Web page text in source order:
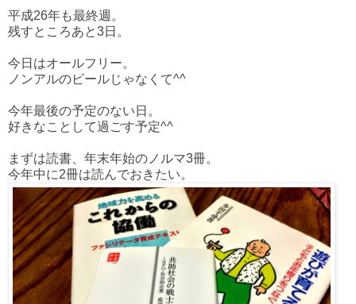
平成26年も最終週。
残すところあと3日。
今日はオールフリー。
ノンアルのビールじゃなくて^^
今年最後の予定のない日。
好きなことして過ごす予定^^
まずは読書、年末年始のノルマ3冊。
今年中に2冊は読んでおきたい。